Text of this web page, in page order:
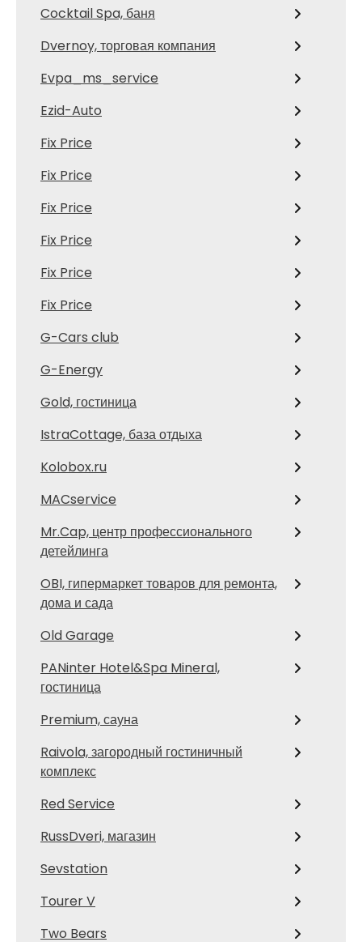
Cocktail Spa, баня
Dvernoy, торговая компания
Evpa_ms_service
Ezid-Auto
Fix Price
Fix Price
Fix Price
Fix Price
Fix Price
Fix Price
G-Cars club
G-Energy
Gold, гостиница
IstraCottage, база отдыха
Kolobox.ru
MACservice
Mr.Cap, центр профессионального
детейлинга
OBI, гипермаркет товаров для ремонта,
дома и сада
Old Garage
PANinter Hotel&Spa Mineral,
гостиница
Premium, сауна
Raivola, загородный гостиничный
комплекс
Red Service
RussDveri, магазин
Sevstation
Tourer V
Two Bears